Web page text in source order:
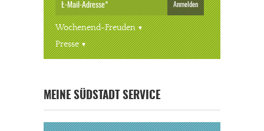
« ALLE VERANSTALTUNGEN
Anmelden
Wochenend-Freuden
Presse
MEINE SÜDSTADT SERVICE